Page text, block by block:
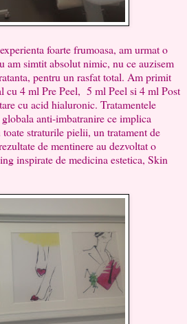
frumoasa, am urmat o
am simtit absolut nimic, nu ce auzisem
pentru un rasfat total. Am primit
cu 4 ml Pre Peel, 5 ml Peel si 4 ml Post
cu acid hialuronic. Tratamentele
anti-imbatranire ce implica
straturile pielii, un tratament de
de mentinere au dezvoltat o
inspirate de medicina estetica, Skin